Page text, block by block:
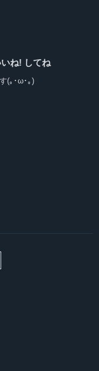
ね! してね
(｡･ω･｡)